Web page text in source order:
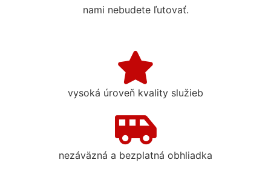
nami nebudete ľutovať.
vysoká úroveň kvality služieb
nezáväzná a bezplatná obhliadka